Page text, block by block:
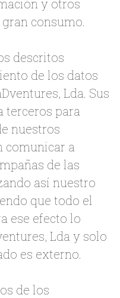
y otros
consumo.
descritos
de los datos
Lda. Sus
terceros para
nuestros
comunicar a
de las
así nuestro
que todo el
ese efecto lo
Lda y solo
es externo.
de los